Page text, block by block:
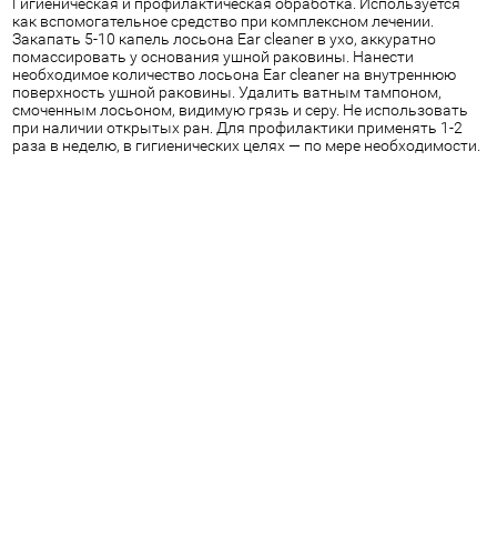
как вспомогательное средство при комплексном лечении.
Закапать 5-10 капель лосьона Ear cleaner в ухо, аккуратно
помассировать у основания ушной раковины. Нанести
необходимое количество лосьона Ear cleaner на внутреннюю
поверхность ушной раковины. Удалить ватным тампоном,
смоченным лосьоном, видимую грязь и серу. Не использовать
при наличии открытых ран. Для профилактики применять 1-2
раза в неделю, в гигиенических целях — по мере необходимости.